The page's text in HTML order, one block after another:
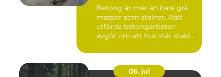
Betong är mer än bara grå
massor som stelnar. Rätt
utförda betongarbeten
avgör om ett hus står stabi...
06. jul